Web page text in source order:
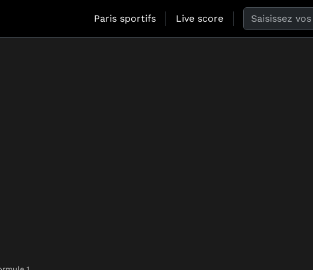
Paris sportifs Live score Search the